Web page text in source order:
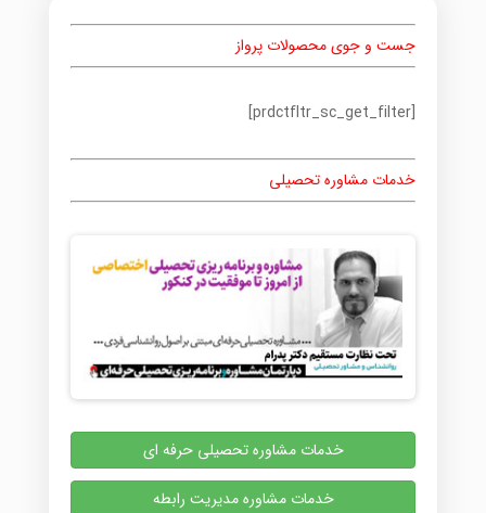
جست و جوی محصولات پرواز
[prdctfltr_sc_get_filter]
خدمات مشاوره تحصیلی
خدمات مشاوره تحصیلی حرفه ای
خدمات مشاوره مدیریت رابطه